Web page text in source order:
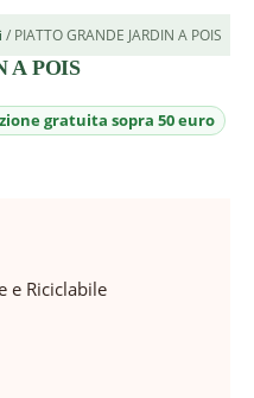
/ PIATTO GRANDE JARDIN A POIS
A POIS
e Riciclabile